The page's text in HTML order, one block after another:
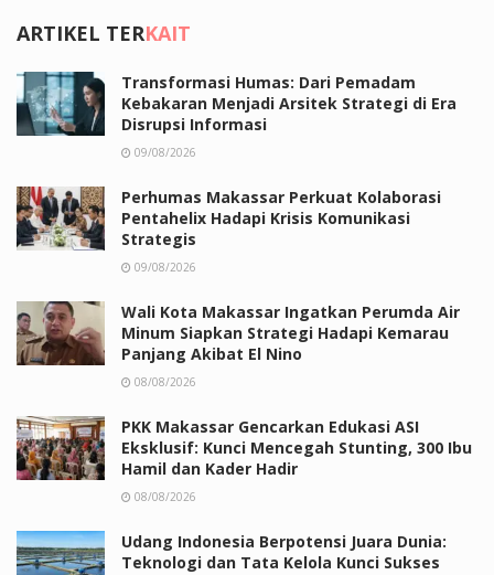
ARTIKEL TERKAIT
Transformasi Humas: Dari Pemadam
Kebakaran Menjadi Arsitek Strategi di Era
Disrupsi Informasi
09/08/2026
Perhumas Makassar Perkuat Kolaborasi
Pentahelix Hadapi Krisis Komunikasi
Strategis
09/08/2026
Wali Kota Makassar Ingatkan Perumda Air
Minum Siapkan Strategi Hadapi Kemarau
Panjang Akibat El Nino
08/08/2026
PKK Makassar Gencarkan Edukasi ASI
Eksklusif: Kunci Mencegah Stunting, 300 Ibu
Hamil dan Kader Hadir
08/08/2026
Udang Indonesia Berpotensi Juara Dunia:
Teknologi dan Tata Kelola Kunci Sukses